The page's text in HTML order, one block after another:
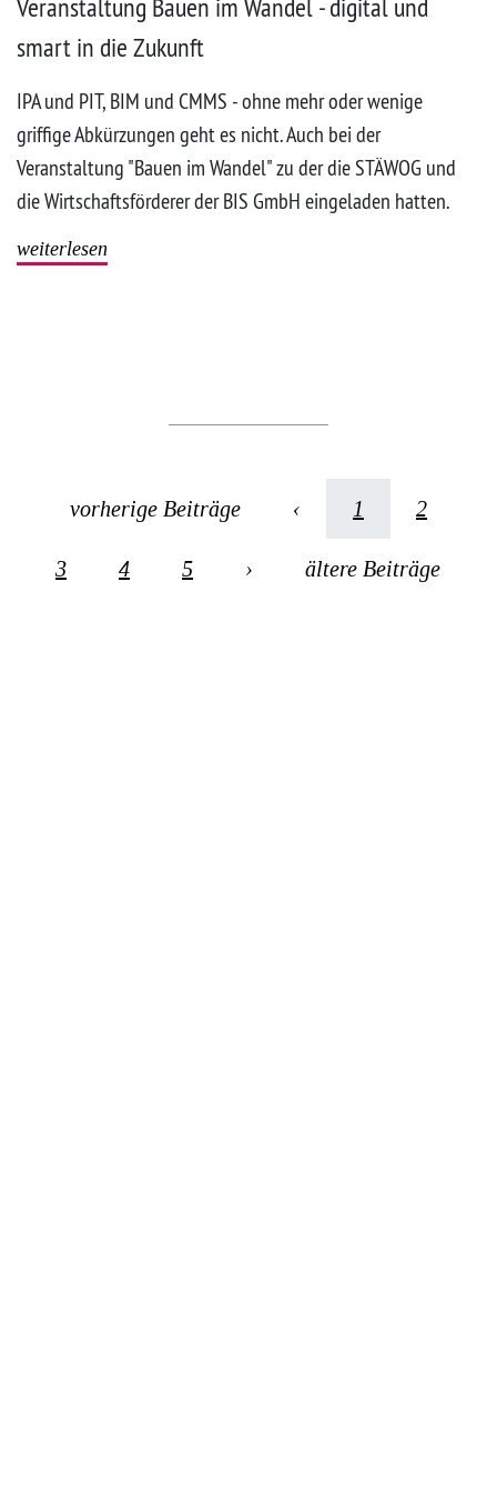
Veranstaltung Bauen im Wandel - digital und
smart in die Zukunft
IPA und PIT, BIM und CMMS - ohne mehr oder wenige
griffige Abkürzungen geht es nicht. Auch bei der
Veranstaltung "Bauen im Wandel" zu der die STÄWOG und
die Wirtschaftsförderer der BIS GmbH eingeladen hatten.
weiterlesen
vorherige Beiträge ‹ 1 2
3 4 5 › ältere Beiträge